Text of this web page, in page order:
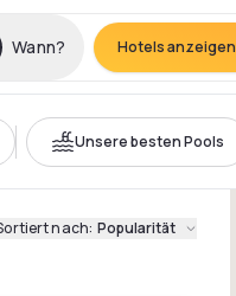
Wann? Hotels anzeigen
Unsere besten Pools
nach: Popularität